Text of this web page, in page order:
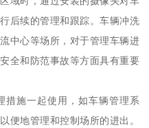
后续的管理和跟踪。车辆冲洗
中心等场所，对于管理车辆进
全和防范事故等方面具有重要
措施一起使用，如车辆管理系
便地管理和控制场所的进出。